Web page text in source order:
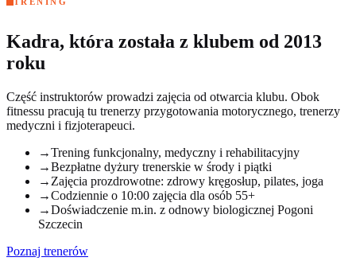
Kadra, która została z klubem od 2013
roku
Część instruktorów prowadzi zajęcia od otwarcia klubu. Obok
fitnessu pracują tu trenerzy przygotowania motorycznego, trenerzy
medyczni i fizjoterapeuci.
→Trening funkcjonalny, medyczny i rehabilitacyjny
→Bezpłatne dyżury trenerskie w środy i piątki
→ Zajęcia prozdrowotne: zdrowy kręgosłup, pilates, joga
→Codziennie o 10:00 zajęcia dla osób 55+
→Doświadczenie m.in. z odnowy biologicznej Pogoni
Szczecin
Poznaj trenerów